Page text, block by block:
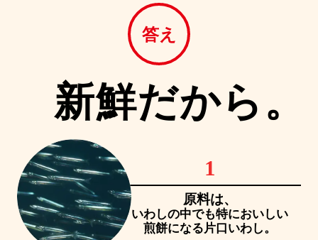
答え
新鮮だから。
1
原料は、
いわしの中でも特においしい
煎餅になる片口いわし。